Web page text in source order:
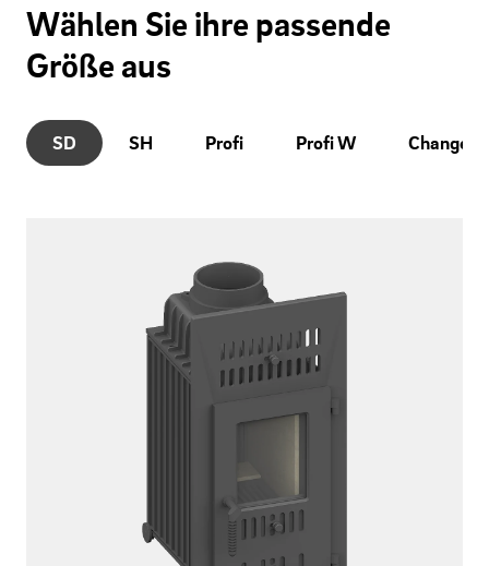
Wählen Sie ihre passende
Größe aus
SD SH Profi Profi W Change